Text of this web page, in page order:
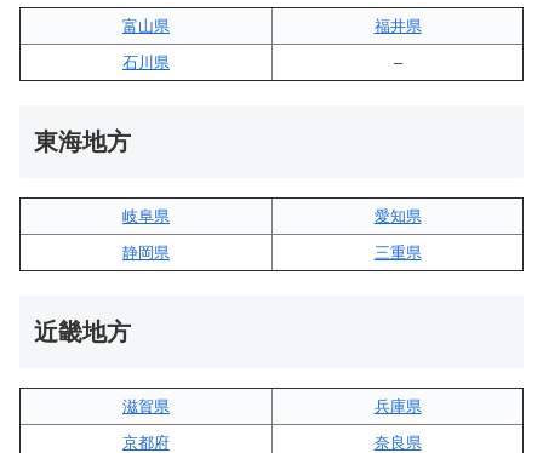
富山県
福井県
石川県
–
東海地方
岐阜県
愛知県
静岡県
三重県
近畿地方
滋賀県
兵庫県
京都府
奈良県